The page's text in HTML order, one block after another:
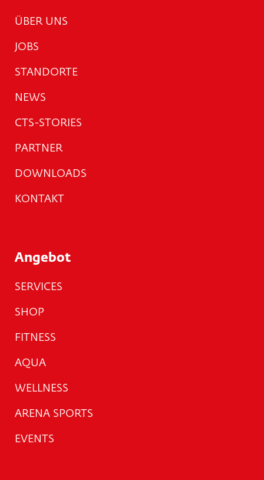
ÜBER UNS
JOBS
STANDORTE
NEWS
CTS-STORIES
PARTNER
DOWNLOADS
KONTAKT
Angebot
SERVICES
SHOP
FITNESS
AQUA
WELLNESS
ARENA SPORTS
EVENTS